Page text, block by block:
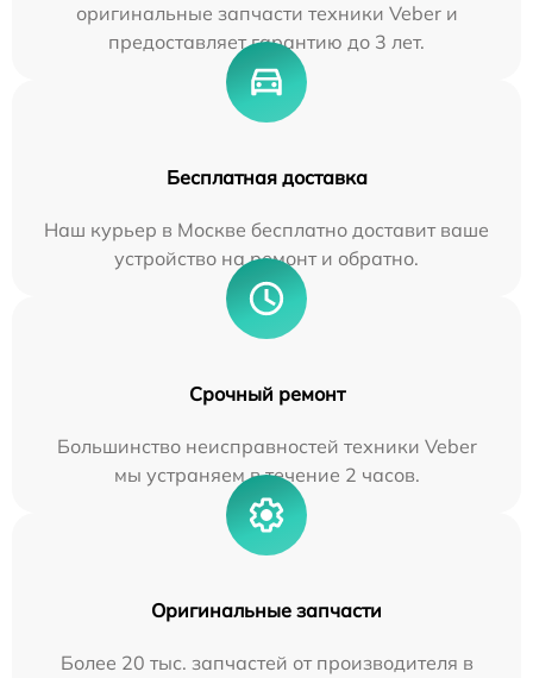
оригинальные запчасти техники Veber и
предоставляет гарантию до 3 лет.
Бесплатная доставка
Наш курьер в Москве бесплатно доставит ваше
устройство на ремонт и обратно.
Срочный ремонт
Большинство неисправностей техники Veber
мы устраняем в течение 2 часов.
Оригинальные запчасти
Более 20 тыс. запчастей от производителя в